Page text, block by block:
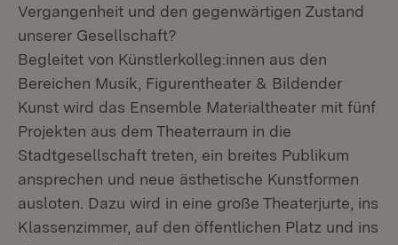
Vergangenheit und den gegenwärtigen Zustand
unserer Gesellschaft?
Begleitet von Künstlerkolleg:innen aus den
Bereichen Musik, Figurentheater & Bildender
Kunst wird das Ensemble Materialtheater mit fünf
Projekten aus dem Theaterraum in die
Stadtgesellschaft treten, ein breites Publikum
ansprechen und neue ästhetische Kunstformen
ausloten. Dazu wird in eine große Theaterjurte, ins
Klassenzimmer, auf den öffentlichen Platz und ins